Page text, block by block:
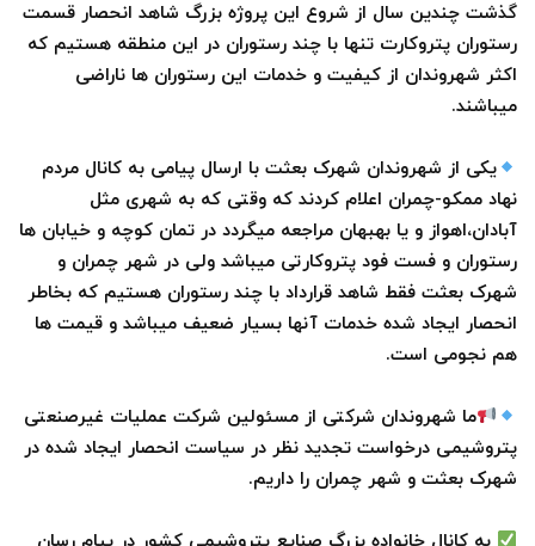
گذشت چندین سال از شروع این پروژه بزرگ شاهد انحصار قسمت
رستوران پتروکارت تنها با چند رستوران در این منطقه هستیم که
اکثر شهروندان از کیفیت و خدمات این رستوران ها ناراضی
میباشند.
یکی از شهروندان شهرک بعثت با ارسال پیامی به کانال مردم
نهاد ممکو-چمران اعلام کردند که وقتی که به شهری مثل
آبادان،اهواز و یا بهبهان مراجعه میگردد در تمان کوچه و خیابان ها
رستوران و فست فود پتروکارتی میباشد ولی در شهر چمران و
شهرک بعثت فقط شاهد قرارداد با چند رستوران هستیم که بخاطر
انحصار ایجاد شده خدمات آنها بسیار ضعیف میباشد و قیمت ها
هم نجومی است.
ما شهروندان شرکتی از مسئولین شرکت عملیات غیرصنعتی
پتروشیمی درخواست تجدید نظر در سیاست انحصار ایجاد شده در
شهرک بعثت و شهر چمران را داریم.